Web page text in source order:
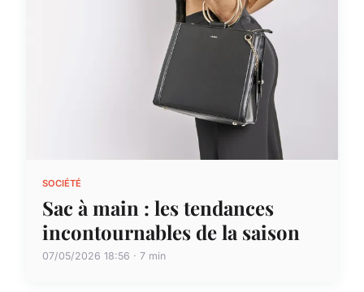
SOCIÉTÉ
Sac à main : les tendances
incontournables de la saison
07/05/2026 18:56 · 7 min